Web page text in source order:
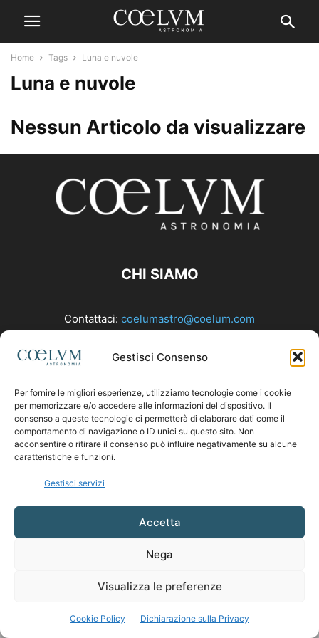
Gestisci Consenso
Per fornire le migliori esperienze, utilizziamo tecnologie come i cookie
per memorizzare e/o accedere alle informazioni del dispositivo. Il
consenso a queste tecnologie ci permetterà di elaborare dati come il
comportamento di navigazione o ID unici su questo sito. Non
acconsentire o ritirare il consenso può influire negativamente su alcune
caratteristiche e funzioni.
Gestisci servizi
Accetta
Nega
Visualizza le preferenze
Cookie Policy Dichiarazione sulla Privacy
Home Tags Luna e nuvole
Luna e nuvole
Nessun Articolo da visualizzare
CHI SIAMO
Contattaci: coelumastro@coelum.com
SEGUICI